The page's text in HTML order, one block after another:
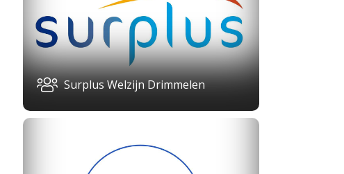
Surplus Welzijn Drimmelen